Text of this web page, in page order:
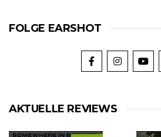
FOLGE EARSHOT
AKTUELLE REVIEWS